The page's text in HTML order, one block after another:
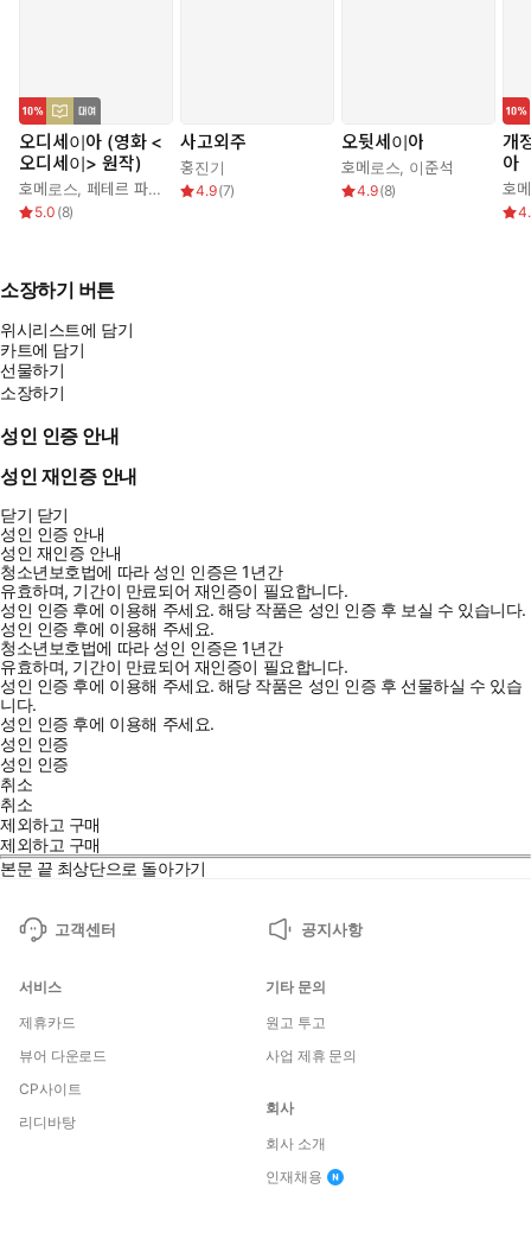
오디세이아 (영화 <
오디세이> 원작)
호메로스 페테르 파울 루벤스 ,박문재
5.0 (8)
사고외주
홍진기
4.9(7)
오뒷세이아
호메로스 이준석
4.9(8)
개
아
호
소장하기 버튼
위시리스트에 담기
카트에 담기
선물하기
소장하기
성인 인증 안내
성인 재인증 안내
닫기 닫기
성인 인증 안내
성인 재인증 안내
청소년보호법에 따라 성인 인증은 1년간
유효하며, 기간이 만료되어 재인증이 필요합니다.
성인 인증 후에 이용해 주세요.해당 작품은 성인 인증 후 보실 수 있습니다.
성인 인증 후에 이용해 주세요.
청소년보호법에 따라 성인 인증은 1년간
유효하며, 기간이 만료되어 재인증이 필요합니다.
성인 인증 후에 이용해 주세요.해당 작품은 성인 인증 후 선물하실 수 있습
니다.
성인 인증 후에 이용해 주세요.
성인 인증
성인 인증
취소
취소
제외하고 구매
제외하고 구매
본문 끝 최상단으로 돌아가기
고객센터 공지사항
서비스
제휴카드
뷰어 다운로드
CP사이트
리디바탕
기타 문의
원고 투고
사업 제휴 문의
회사
회사 소개
인재채용